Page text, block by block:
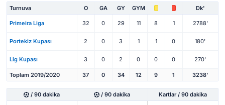
Turnuva O GA GY GYM Dk'
Primeira Liga 32 0 29 11 8 1 2788'
Portekiz Kupası 2 0 3 1 1 0 180'
Lig Kupası 3 0 2 0 0 0 270'
Toplam 2019/2020 37 0 34 12 9 1 3238'
/ 90 dakika / 90 dakika Kartlar / 90 dakika